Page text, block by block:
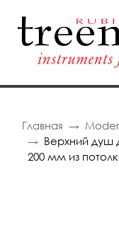
Главная
Верхний душ
200 мм из